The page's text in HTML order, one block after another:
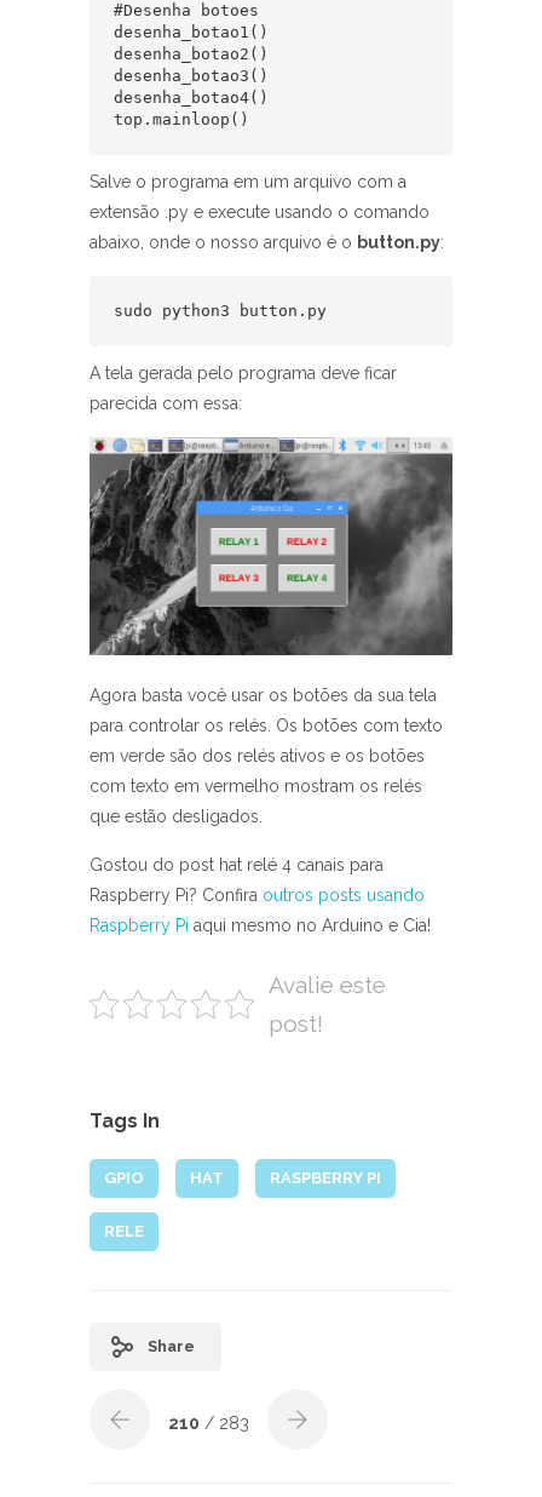
#Desenha botoes
desenha_botao1()
desenha_botao2()
desenha_botao3()
desenha_botao4()
top.mainloop()
Salve o programa em um arquivo com a
extensão .py e execute usando o comando
abaixo, onde o nosso arquivo é o button.py:
sudo python3 button.py
A tela gerada pelo programa deve ficar
parecida com essa:
Agora basta você usar os botões da sua tela
para controlar os relés. Os botões com texto
em verde são dos relés ativos e os botões
com texto em vermelho mostram os relés
que estão desligados.
Gostou do post hat relé 4 canais para
Raspberry Pi? Confira outros posts usando
Raspberry Pi aqui mesmo no Arduino e Cia!
Avalie este
post!
Tags In
GPIO HAT RASPBERRY PI
RELE
Share
210 / 283